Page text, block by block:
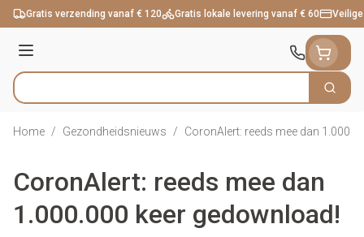
Ga naar de inhoud
Gratis verzending vanaf € 120 Gratis lokale levering vanaf € 60
Menu
Product, merk, categorie... Zoek
Home / Gezondheidsnieuws / CoronAlert: reeds mee dan
CoronAlert: reeds mee dan
1.000.000 keer gedownload!